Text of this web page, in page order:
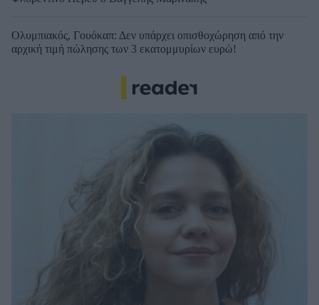
Ολυμπιακός, Γουόκαπ: Δεν υπάρχει οπισθοχώρηση από την
αρχική τιμή πώλησης των 3 εκατομμυρίων ευρώ!